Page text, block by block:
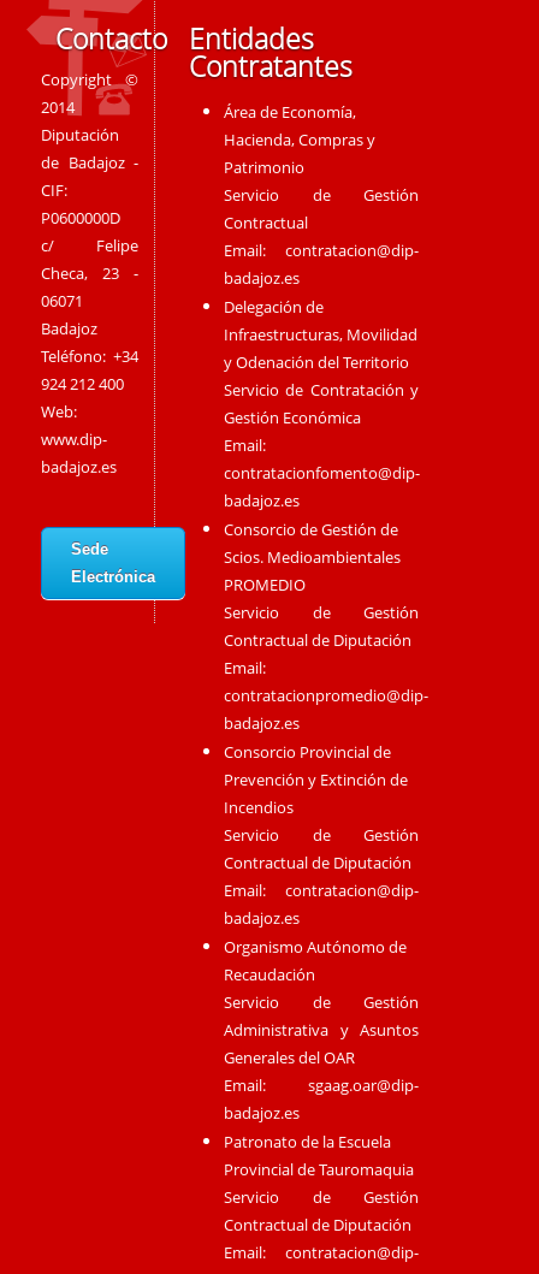
Contacto
Copyright ©
2014
Diputación
de Badajoz -
CIF:
P0600000D
c/ Felipe
Checa, 23 -
06071
Badajoz
Teléfono: +34
924 212 400
Web:
www.dip-
badajoz.es
Sede
Electrónica
Entidades
Contratantes
Área de Economía,
Hacienda, Compras y
Patrimonio
Servicio de Gestión
Contractual
Email:contratacion@dip-
badajoz.es
Delegación de
Infraestructuras, Movilidad
y Odenación del Territorio
Servicio de Contratación y
Gestión Económica
Email:
contratacionfomento@dip-
badajoz.es
Consorcio de Gestión de
Scios. Medioambientales
PROMEDIO
Servicio de Gestión
Contractual de Diputación
Email:
contratacionpromedio@dip-
badajoz.es
Consorcio Provincial de
Prevención y Extinción de
Incendios
Servicio de Gestión
Contractual de Diputación
Email:contratacion@dip-
badajoz.es
Organismo Autónomo de
Recaudación
Servicio de Gestión
Administrativa y Asuntos
Generales del OAR
Email:sgaag.oar@dip-
badajoz.es
Patronato de la Escuela
Provincial de Tauromaquia
Servicio de Gestión
Contractual de Diputación
Email:contratacion@dip-